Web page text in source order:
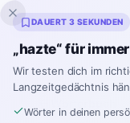
Inklingo
DAUERT 3 SEKUNDEN
„hazte“ für
Wir testen dich im
Langzeitgedächtnis
Wörter in deinen